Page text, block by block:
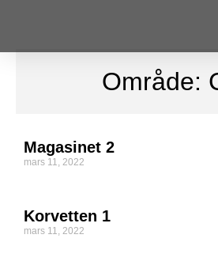
Område:
Magasinet 2
mars 11, 2022
Korvetten 1
mars 11, 2022